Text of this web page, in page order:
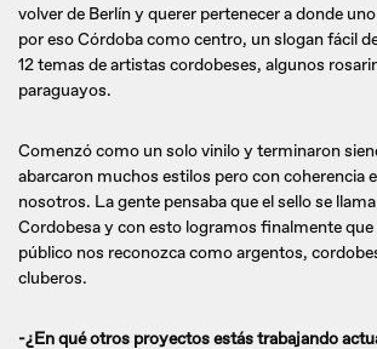
volver de Berlín y querer pertenecer a donde
por eso Córdoba como centro, un slogan fácil
12 temas de artistas cordobeses, algunos
paraguayos.
Comenzó como un solo vinilo y terminaron
abarcaron muchos estilos pero con coherencia
nosotros. La gente pensaba que el sello se
Cordobesa y con esto logramos finalmente
público nos reconozca como argentos,
cluberos.
-¿En qué otros proyectos estás trabajando